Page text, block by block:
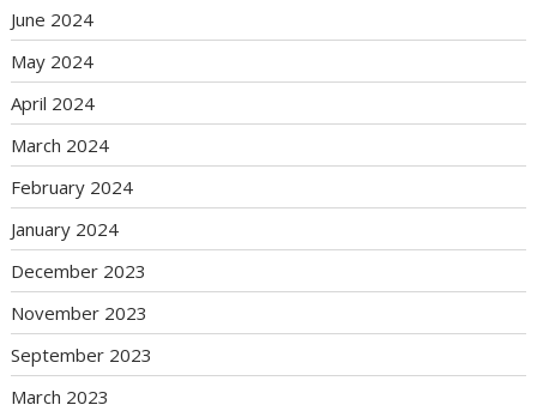
June 2024
May 2024
April 2024
March 2024
February 2024
January 2024
December 2023
November 2023
September 2023
March 2023